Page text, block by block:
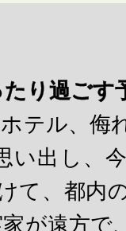
り過ごす
テル、侮
い出し、
て、都内
が遠方で